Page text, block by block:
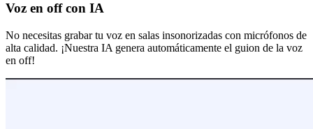
Voz en off con IA
No necesitas grabar tu voz en salas insonorizadas con micrófonos de
alta calidad. ¡Nuestra IA genera automáticamente el guion de la voz
en off!